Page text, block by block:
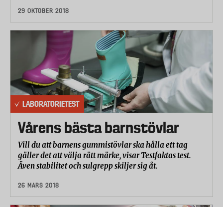
29 OKTOBER 2018
LABORATORIETEST
Vårens bästa barnstövlar
Vill du att barnens gummistövlar ska hålla ett tag
gäller det att välja rätt märke, visar Testfaktas test.
Även stabilitet och sulgrepp skiljer sig åt.
26 MARS 2018